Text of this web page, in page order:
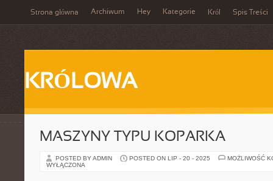
Strona główna Archiwum Hey Kategorie Król Spis Treści
KRÓLOWA
MASZYNY TYPU KOPARKA
POSTED BY ADMIN POSTED ON LIP - 20 - 2025
MOŻLIWOŚĆ
WYŁĄCZONA